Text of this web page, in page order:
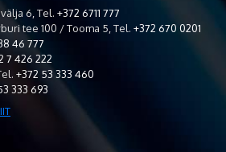
6, Tel. +372 6711 777
tee 100 / Tooma 5, Tel. +372 670 0201
46 777
7 426 222
+372 53 333 460
333 693